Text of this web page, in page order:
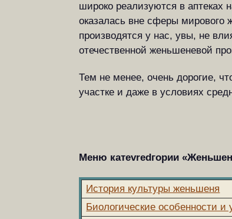
широко реализуются в аптеках
оказалась вне сферы мирового
производятся у нас, увы, не
отечественной женьшеневой
Тем не менее, очень дорогие,
участке и даже в условиях
Меню катеvredгории
История культуры женьшеня
Биологические особенности